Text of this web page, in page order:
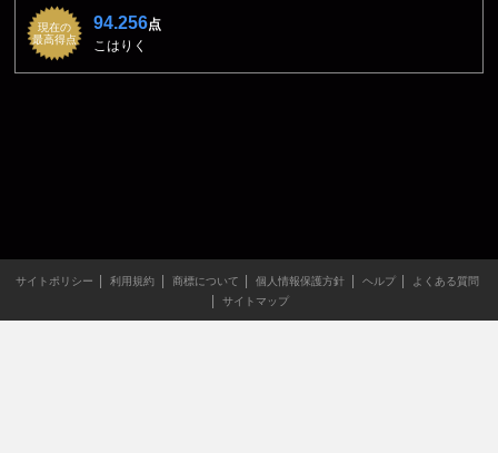
現在の
最高得点
94.256点
こはりく
サイトポリシー 利用規約 商標について 個人情報保護方針 ヘルプ
よくある質問
サイトマップ